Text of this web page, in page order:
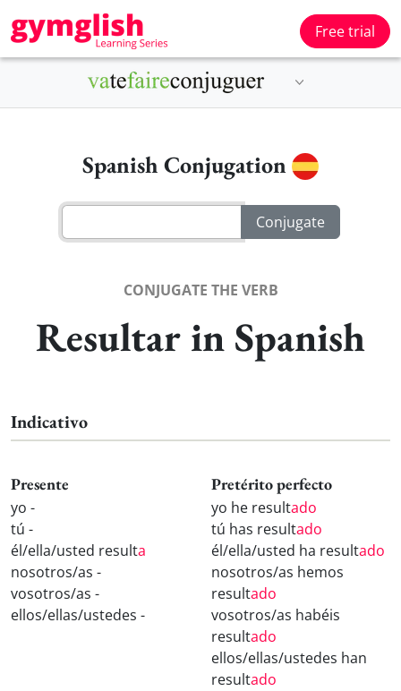
Free trial
Spanish Conjugation
CONJUGATE THE VERB
Resultar in Spanish
Indicativo
Presente
yo -
tú -
él/ella/usted resulta
nosotros/as -
vosotros/as -
ellos/ellas/ustedes -
Pretérito perfecto
yo he resultado
tú has resultado
él/ella/usted ha resultado
nosotros/as hemos
resultado
vosotros/as habéis
resultado
ellos/ellas/ustedes han
resultado